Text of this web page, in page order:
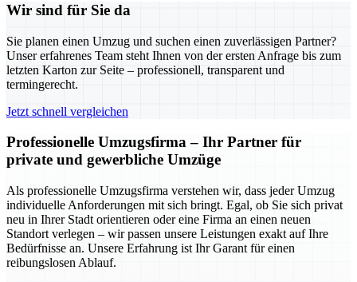
Wir sind für Sie da
Sie planen einen Umzug und suchen einen zuverlässigen Partner?
Unser erfahrenes Team steht Ihnen von der ersten Anfrage bis zum
letzten Karton zur Seite – professionell, transparent und
termingerecht.
Jetzt schnell vergleichen
Professionelle Umzugsfirma – Ihr Partner für
private und gewerbliche Umzüge
Als professionelle Umzugsfirma verstehen wir, dass jeder Umzug
individuelle Anforderungen mit sich bringt. Egal, ob Sie sich privat
neu in Ihrer Stadt orientieren oder eine Firma an einen neuen
Standort verlegen – wir passen unsere Leistungen exakt auf Ihre
Bedürfnisse an. Unsere Erfahrung ist Ihr Garant für einen
reibungslosen Ablauf.